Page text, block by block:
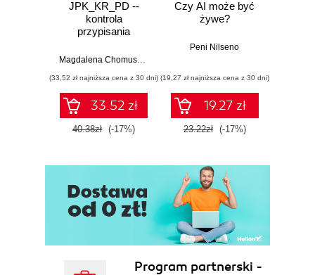
JPK_KR_PD --
kontrola
przypisania
do kont
Magdalena Chomuszko
(33,52 zł najniższa cena z 30 dni)
33.52 zł
40.38zł (-17%)
Czy AI może być
żywe?
Peni Nilseno
(19,27 zł najniższa cena z 30 dni)
19.27 zł
23.22zł (-17%)
Program partnerski -